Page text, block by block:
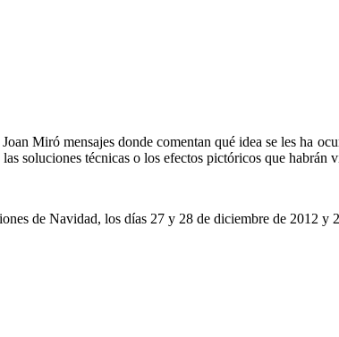
Miró mensajes donde comentan qué idea se les ha
soluciones técnicas o los efectos pictóricos que habrán
de Navidad, los días 27 y 28 de diciembre de 2012 y